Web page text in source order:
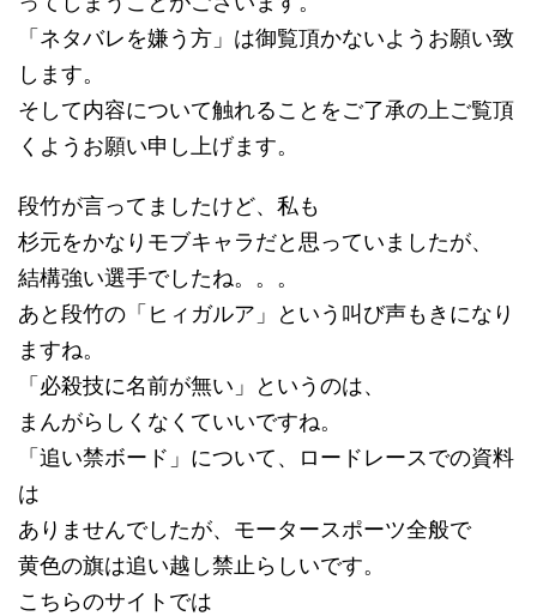
「ネタバレを嫌う方」は御覧頂かないようお願い致
します。
そして内容について触れることをご了承の上ご覧頂
くようお願い申し上げます。
段竹が言ってましたけど、私も
杉元をかなりモブキャラだと思っていましたが、
結構強い選手でしたね。。。
あと段竹の「ヒィガルア」という叫び声もきになり
ますね。
「必殺技に名前が無い」というのは、
まんがらしくなくていいですね。
「追い禁ボード」について、ロードレースでの資料
は
ありませんでしたが、モータースポーツ全般で
黄色の旗は追い越し禁止らしいです。
こちらのサイトでは